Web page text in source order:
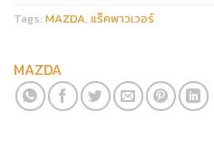
Tags: MAZDA, แร็คพาวเวอร์
MAZDA